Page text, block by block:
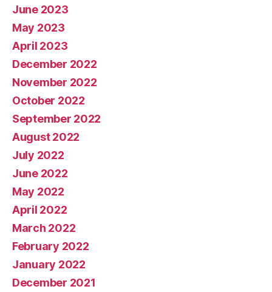
June 2023
May 2023
April 2023
December 2022
November 2022
October 2022
September 2022
August 2022
July 2022
June 2022
May 2022
April 2022
March 2022
February 2022
January 2022
December 2021